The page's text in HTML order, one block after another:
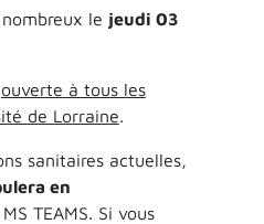
le jeudi 03
ouverte à tous les
de Lorraine.
sanitaires actuelles,
en
TEAMS. Si vous